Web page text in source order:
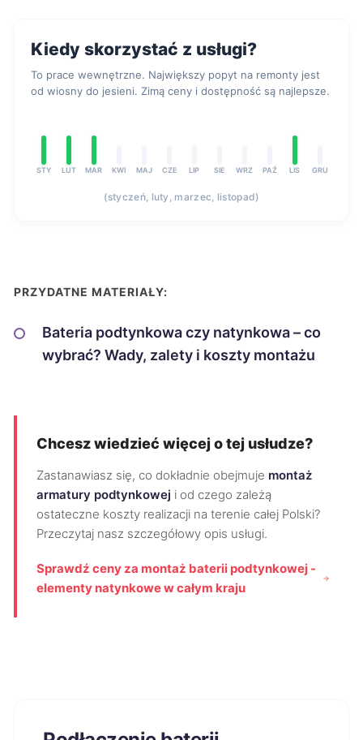
Kiedy skorzystać z usługi?
To prace wewnętrzne. Największy popyt na remonty jest
od wiosny do jesieni. Zimą ceny i dostępność są najlepsze.
STY LUT MAR KWI MAJ CZE LIP SIE WRZ PAŹ LIS GRU
(styczeń, luty, marzec, listopad)
PRZYDATNE MATERIAŁY:
Bateria podtynkowa czy natynkowa – co
wybrać? Wady, zalety i koszty montażu
Chcesz wiedzieć więcej o tej usłudze?
Zastanawiasz się, co dokładnie obejmuje montaż
armatury podtynkowej i od czego zależą
ostateczne koszty realizacji na terenie całej Polski?
Przeczytaj nasz szczegółowy opis usługi.
Sprawdź ceny za montaż baterii podtynkowej -
elementy natynkowe w całym kraju